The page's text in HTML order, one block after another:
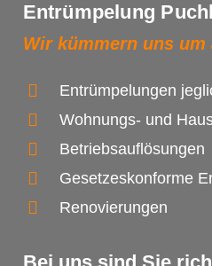
Entrümpelung
Wir kümmern uns um
Entrümpelungen
Wohnungs- und
Betriebsauflösungen
Gesetzeskonforme
Renovierungen